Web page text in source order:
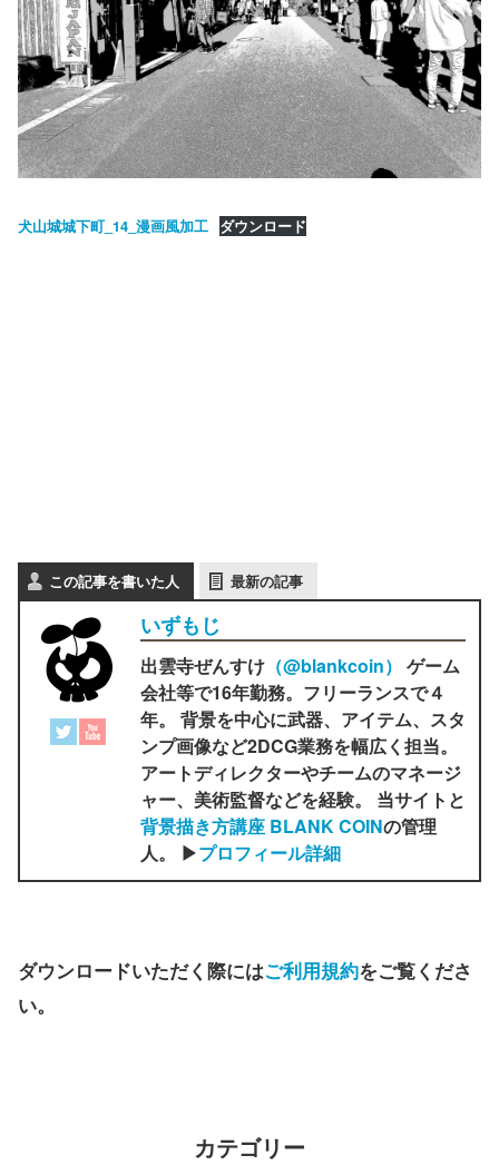
犬山城城下町_14_漫画風加工 ダウンロード
この記事を書いた人 最新の記事
いずもじ
出雲寺ぜんすけ （‎@blankcoin） ゲーム
会社等で16年勤務。フリーランスで４
年。 背景を中心に武器、アイテム、スタ
ンプ画像など2DCG業務を幅広く担当。
アートディレクターやチームのマネージ
ャー、美術監督などを経験。 当サイトと
背景描き方講座 BLANK COINの管理
人。 ▶プロフィール詳細
ダウンロードいただく際にはご利用規約をご覧くださ
い。
カテゴリー